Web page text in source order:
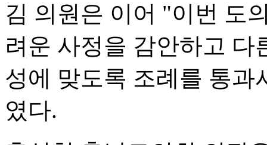
김 의원은 이어 "이번 도
려운 사정을 감안하고
성에 맞도록 조례를 통
였다.